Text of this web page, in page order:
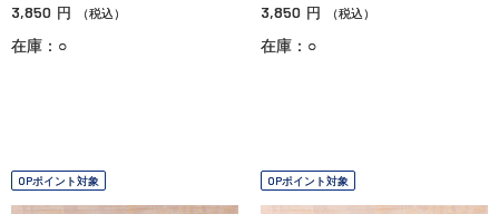
3,850 円 （税込）
在庫：○
3,850 円 （税込）
在庫：○
OPポイント対象 OPポイント対象